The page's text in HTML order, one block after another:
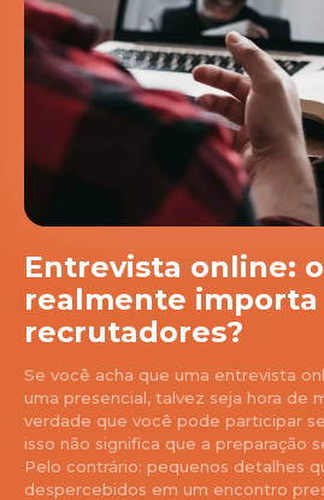
Entrevista online:
realmente importa
recrutadores?
Se você acha que uma entrevista
uma presencial, talvez seja hora de
verdade que você pode participar
isso não significa que a preparação
Pelo contrário: pequenos detalhes
despercebidos em um encontro